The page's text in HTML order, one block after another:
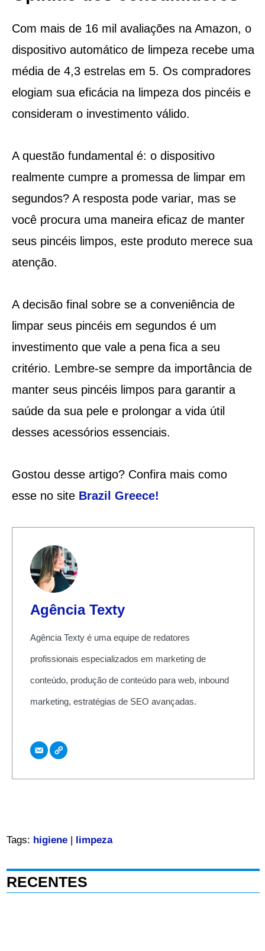
Com mais de 16 mil avaliações na Amazon, o
dispositivo automático de limpeza recebe uma
média de 4,3 estrelas em 5. Os compradores
elogiam sua eficácia na limpeza dos pincéis e
consideram o investimento válido.
A questão fundamental é: o dispositivo
realmente cumpre a promessa de limpar em
segundos? A resposta pode variar, mas se
você procura uma maneira eficaz de manter
seus pincéis limpos, este produto merece sua
atenção.
A decisão final sobre se a conveniência de
limpar seus pincéis em segundos é um
investimento que vale a pena fica a seu
critério. Lembre-se sempre da importância de
manter seus pincéis limpos para garantir a
saúde da sua pele e prolongar a vida útil
desses acessórios essenciais.
Gostou desse artigo? Confira mais como
esse no site Brazil Greece!
Agência Texty
Agência Texty é uma equipe de redatores
profissionais especializados em marketing de
conteúdo, produção de conteúdo para web, inbound
marketing, estratégias de SEO avançadas.
Tags: higiene| limpeza
RECENTES